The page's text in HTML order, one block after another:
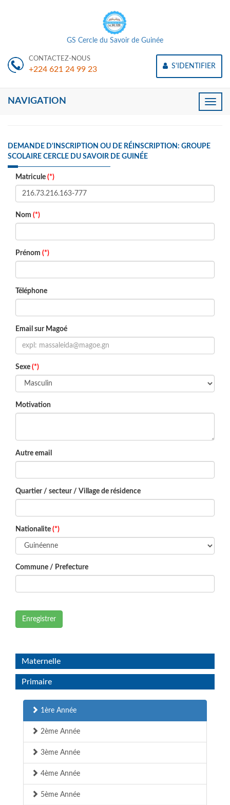
GS Cercle du Savoir de Guinée
CONTACTEZ-NOUS
+224 621 24 99 23 S'IDENTIFIER
Toggle
NAVIGATION
DEMANDE D'INSCRIPTION OU DE RÉINSCRIPTION: GROUPE
SCOLAIRE CERCLE DU SAVOIR DE GUINÉE
Matricule (*)
Nom (*)
Prénom (*)
Téléphone
Email sur Magoé
Sexe (*)
Motivation
Autre email
Quartier / secteur / Village de résidence
Nationalite (*)
Commune / Prefecture
Enregistrer
Maternelle
Primaire
1ère Année
2ème Année
3ème Année
4ème Année
5ème Année